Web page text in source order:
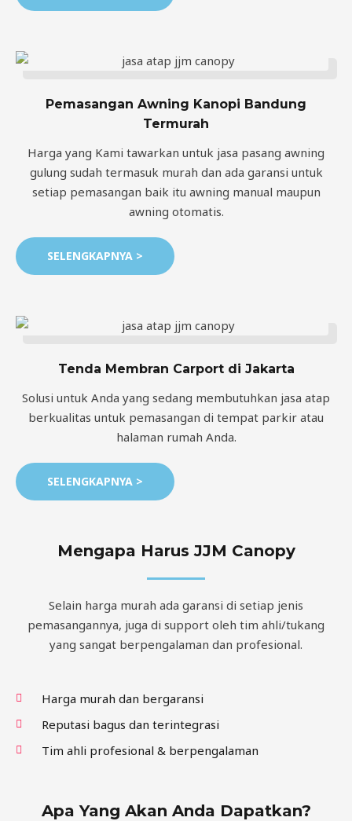
Pemasangan Awning Kanopi Bandung
Termurah
Harga yang Kami tawarkan untuk jasa pasang awning
gulung sudah termasuk murah dan ada garansi untuk
setiap pemasangan baik itu awning manual maupun
awning otomatis.
SELENGKAPNYA >
Tenda Membran Carport di Jakarta
Solusi untuk Anda yang sedang membutuhkan jasa atap
berkualitas untuk pemasangan di tempat parkir atau
halaman rumah Anda.
SELENGKAPNYA >
Mengapa Harus JJM Canopy
Selain harga murah ada garansi di setiap jenis
pemasangannya, juga di support oleh tim ahli/tukang
yang sangat berpengalaman dan profesional.
Harga murah dan bergaransi
Reputasi bagus dan terintegrasi
Tim ahli profesional & berpengalaman
Apa Yang Akan Anda Dapatkan?